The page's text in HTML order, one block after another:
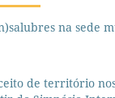
na sede
de território